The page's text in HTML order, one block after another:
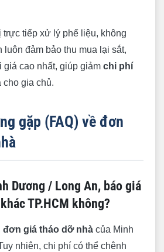
tiếp xử lý phế liệu, không
luôn đảm bảo thu mua lại sắt,
giá cao nhất, giúp giảm chi phí
cho gia chủ.
gặp (FAQ) về đơn
Dương / Long An, báo giá
TP.HCM không?
đơn giá tháo dỡ nhà của Minh
nhiên, chi phí có thể chênh